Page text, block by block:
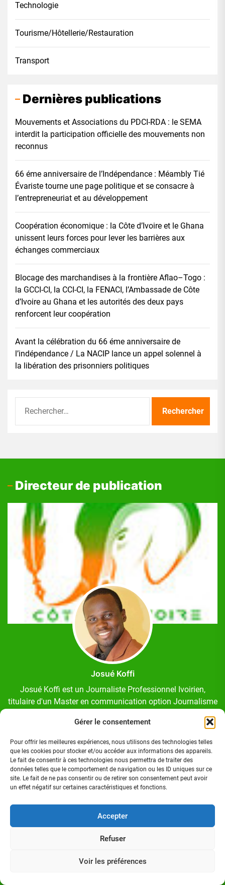
Gérer le consentement
Pour offrir les meilleures expériences, nous utilisons des technologies telles
que les cookies pour stocker et/ou accéder aux informations des appareils.
Le fait de consentir à ces technologies nous permettra de traiter des
données telles que le comportement de navigation ou les ID uniques sur ce
site. Le fait de ne pas consentir ou de retirer son consentement peut avoir
un effet négatif sur certaines caractéristiques et fonctions.
Accepter
Refuser
Voir les préférences
Technologie
Tourisme/Hôtellerie/Restauration
Transport
Dernières publications
Mouvements et Associations du PDCI-RDA : le SEMA
interdit la participation officielle des mouvements non
reconnus
66 éme anniversaire de l’Indépendance : Méambly Tié
Évariste tourne une page politique et se consacre à
l’entrepreneuriat et au développement
Coopération économique : la Côte d’Ivoire et le Ghana
unissent leurs forces pour lever les barrières aux
échanges commerciaux
Blocage des marchandises à la frontière Aflao–Togo :
la GCCI-CI, la CCI-CI, la FENACI, l’Ambassade de Côte
d’Ivoire au Ghana et les autorités des deux pays
renforcent leur coopération
Avant la célébration du 66 éme anniversaire de
l’indépendance / La NACIP lance un appel solennel à
la libération des prisonniers politiques
Directeur de publication
Josué Koffi
Josué Koffi est un Journaliste Professionnel Ivoirien,
titulaire d'un Master en communication option Journalisme
Communication (ISTC-P), à Abidjan/Cocody. Homme de